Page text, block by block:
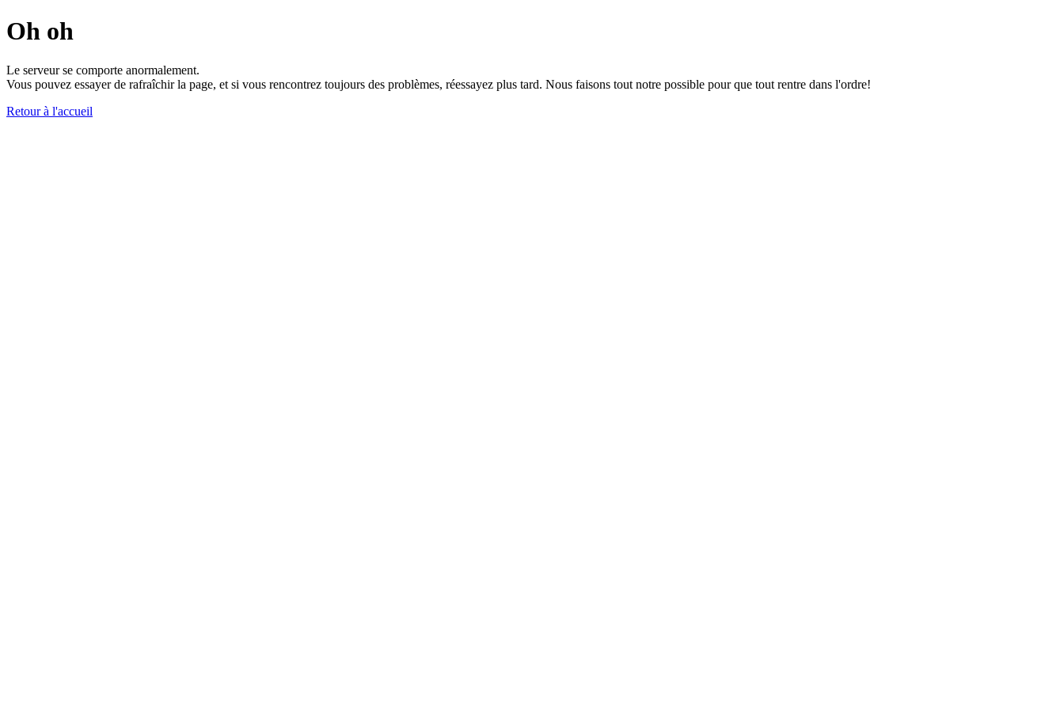
Oh oh
Le serveur se comporte anormalement.
Vous pouvez essayer de rafraîchir la page, et si vous rencontrez toujours des problèmes, réessayez plus tard. Nous faisons tout notre possible pour que tout rentre dans l'ordre!
Retour à l'accueil